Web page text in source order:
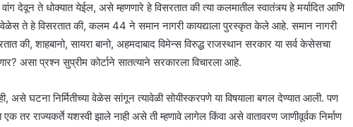
देवून ते धोक्यात येईल, असे म्हणणारे हे विसरतात की त्या कलमातील स्वातंत्र्य हे मर्यादित आणि
वेळेस ते हे विसरतात की, कलम 44 ने समान नागरी कायद्याला पुरस्कृत केले आहे. समान नागरी
की, शाहबानो, सायरा बानो, अहमदाबाद विमेन्स विरुद्ध राजस्थान सरकार या सर्व केसेसचा
असा प्रश्न सुप्रीम कोर्टाने सातत्याने सरकारला विचारला आहे.
असे घटना निर्मितीच्या वेळेस सांगून त्यावेळी सोयीस्करपणे या विषयाला बगल देण्यात आली. पण
तर राज्यकर्ते यशस्वी झाले नाही असे ती म्हणावे लागेल किंवा असे वातावरण जाणीवूर्वक निर्माण